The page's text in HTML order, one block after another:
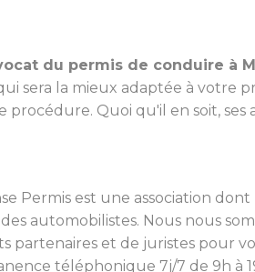
du permis de conduire à
sera la mieux adaptée à votre
procédure. Quoi qu'il en soit,
Permis est une association
automobilistes. Nous nous
partenaires et de juristes pour
téléphonique 7j/7 de 9h à